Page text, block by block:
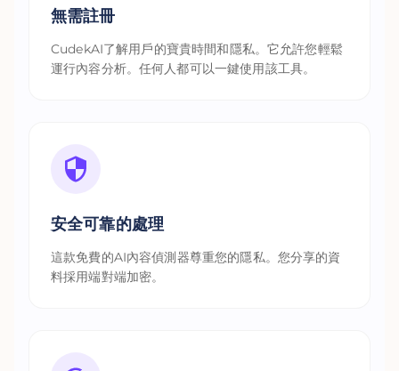
無需註冊
CudekAI了解用戶的寶貴時間和隱私。它允許您輕鬆
運行內容分析。任何人都可以一鍵使用該工具。
安全可靠的處理
這款免費的AI內容偵測器尊重您的隱私。您分享的資
料採用端對端加密。